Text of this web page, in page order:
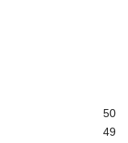
50
49